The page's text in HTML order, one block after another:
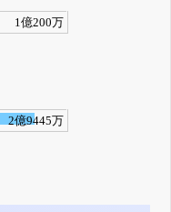
1億200万
2億9445万